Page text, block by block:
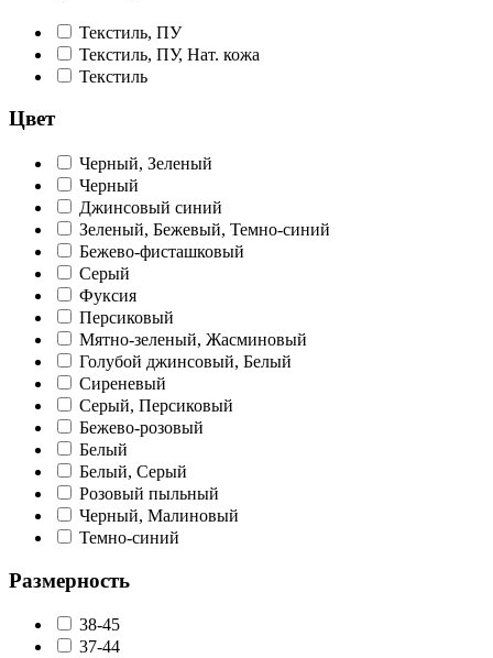
Текстиль, ПУ
Текстиль, ПУ, Нат. кожа
Текстиль
Цвет
Черный, Зеленый
Черный
Джинсовый синий
Зеленый, Бежевый, Темно-синий
Бежево-фисташковый
Серый
Фуксия
Персиковый
Мятно-зеленый, Жасминовый
Голубой джинсовый, Белый
Сиреневый
Серый, Персиковый
Бежево-розовый
Белый
Белый, Серый
Розовый пыльный
Черный, Малиновый
Темно-синий
Размерность
38-45
37-44